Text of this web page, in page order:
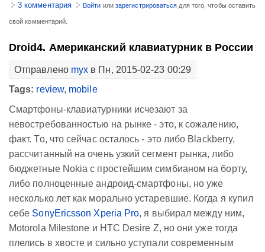
3 комментария Войти или зарегистрироваться для того, чтобы оставить
свой комментарий.
Droid4. Американский клавиатурник в России
Отправлено myx в Пн, 2015-02-23 00:29
Tags: review, mobile
Смартфоны-клавиатурники исчезают за
невостребованностью на рынке - это, к сожалению,
факт. То, что сейчас осталось - это либо Blackberry,
рассчитанный на очень узкий сегмент рынка, либо
бюджетные Nokia с простейшим симбианом на борту,
либо полноценные андроид-смартфоны, но уже
несколько лет как морально устаревшие. Когда я купил
себе SonyEricsson Xperia Pro, я выбирал между ним,
Motorola Milestone и HTC Desire Z, но они уже тогда
плелись в хвосте и сильно уступали современным